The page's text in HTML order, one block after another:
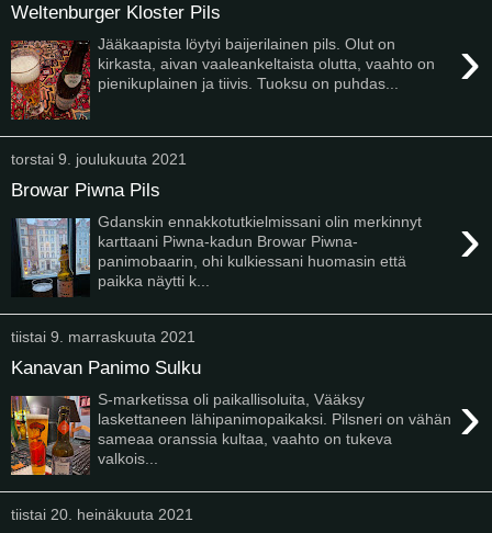
Weltenburger Kloster Pils
›
Jääkaapista löytyi baijerilainen pils. Olut on
kirkasta, aivan vaaleankeltaista olutta, vaahto on
pienikuplainen ja tiivis. Tuoksu on puhdas...
torstai 9. joulukuuta 2021
Browar Piwna Pils
›
Gdanskin ennakkotutkielmissani olin merkinnyt
karttaani Piwna-kadun Browar Piwna-
panimobaarin, ohi kulkiessani huomasin että
paikka näytti k...
tiistai 9. marraskuuta 2021
Kanavan Panimo Sulku
›
S-marketissa oli paikallisoluita, Vääksy
laskettaneen lähipanimopaikaksi. Pilsneri on vähän
sameaa oranssia kultaa, vaahto on tukeva
valkois...
tiistai 20. heinäkuuta 2021